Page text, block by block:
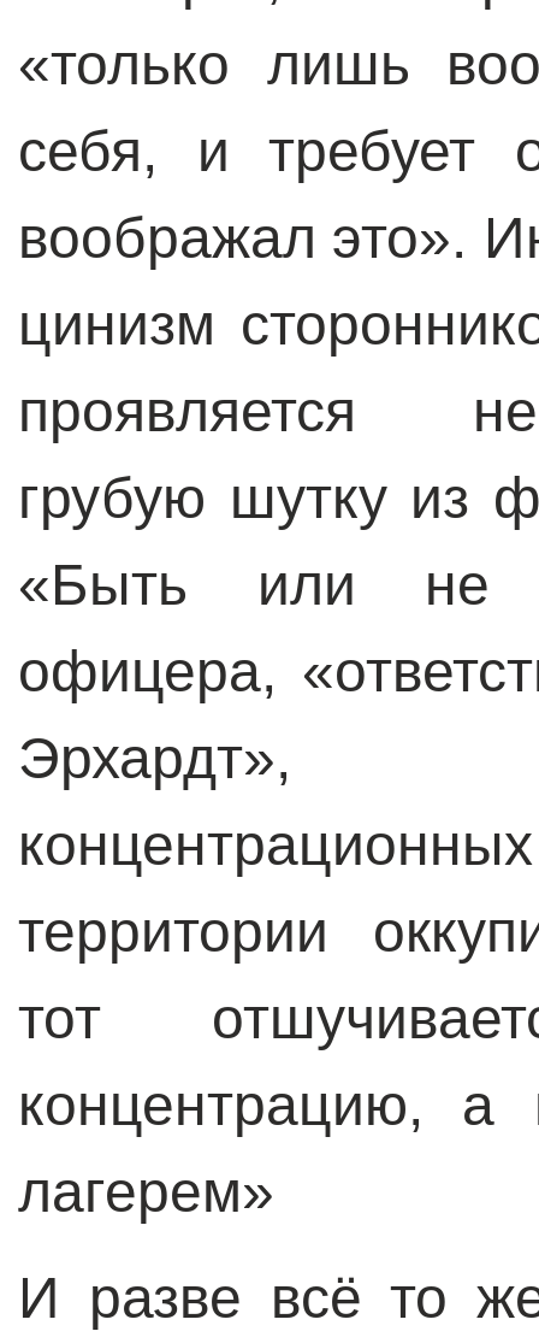
«только лишь
себя, и требует
воображал это».
цинизм
проявляется
грубую шутку из
«Быть или не
офицера,
Эрхардт»,
территории
тот
концентрацию, а
лагерем»
И разве всё то